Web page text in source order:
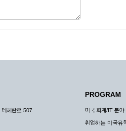
비스 설비의 장애, 서비스 이용의 폭주 등
우
중지됨으로 인해 이용자 또는 제 3자가
테헤란로 507
PROGRAM
미국 회계/IT 분야
취업하는 미국유